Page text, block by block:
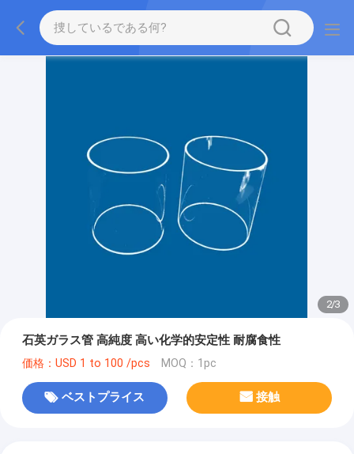
2/3
石英ガラス管 高純度 高い化学的安定性 耐腐食性
価格：USD 1 to 100 /pcs MOQ：1pc
ベストプライス 接触